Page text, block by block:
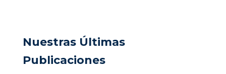
Nuestras Últimas
Publicaciones